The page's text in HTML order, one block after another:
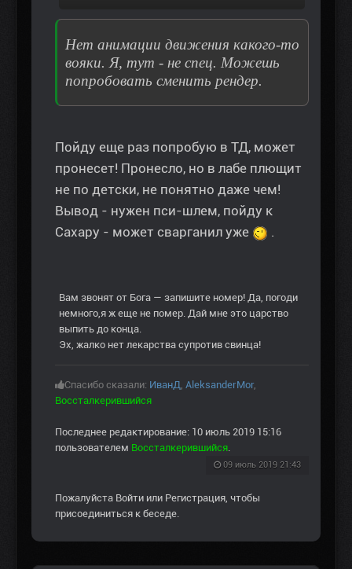
Нет анимации движения какого-то
вояки. Я, тут - не спец. Можешь
попробовать сменить рендер.
Пойду еще раз попробую в ТД, может
пронесет! Пронесло, но в лабе плющит
не по детски, не понятно даже чем!
Вывод - нужен пси-шлем, пойду к
Сахару - может сварганил уже
.
Вам звонят от Бога — запишите номер! Да, погоди
немного,я ж еще не помер. Дай мне это царство
выпить до конца.
Эх, жалко нет лекарства супротив свинца!
Спасибо сказали: ИванД, AleksanderMor,
Воссталкерившийся
Последнее редактирование: 10 июль 2019 15:16
пользователем Воссталкерившийся.
09 июль 2019 21:43
Пожалуйста Войти или Регистрация, чтобы
присоединиться к беседе.